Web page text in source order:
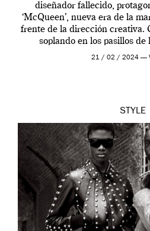
diseñador fallecido,
‘McQueen’, nueva era de la
frente de la dirección creativa.
soplando en los pasillos
McQueen se21 / 02 / 2024 —
STYLE